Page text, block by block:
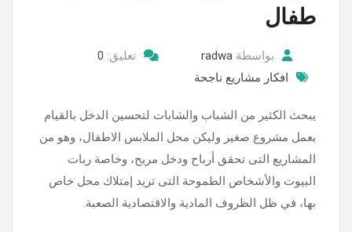
طفال
بواسطة radwa تعليق: 0
افكار مشاريع ناجحة
يبحث الكثير من الشباب والشابات لتحسين الدخل بالقيام
بعمل مشروع صغير وليكن محل الملابس الاطفال، وهو من
المشاريع التى تحقق أرباح ودخل مربح، وخاصة ربات
البيوت والأشخاص الطموحة التى تريد إمتلاك محل خاص
بها، في ظل الظروف المادية والاقتصادية الصعبة.